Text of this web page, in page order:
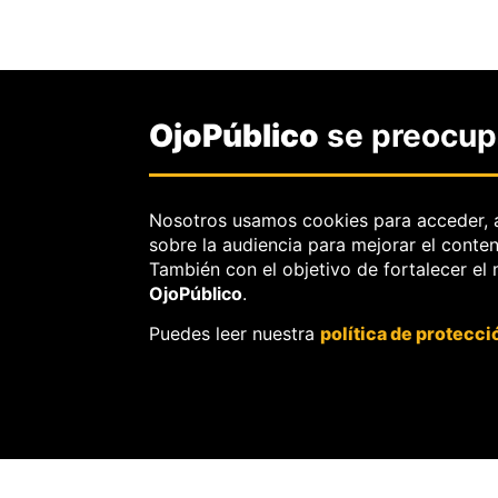
OjoPúblico se
Nosotros usamos cookies para
sobre la audiencia para mejorar el
También con el objetivo de fortalecer el
OjoPúblico.
Puedes leer nuestrapolítica de